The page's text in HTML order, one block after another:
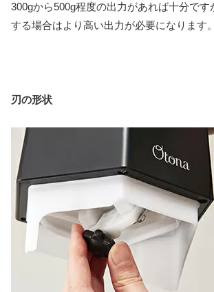
300gから500g程度の出力があれば十分です
する場合はより高い出力が必要になります。
刃の形状